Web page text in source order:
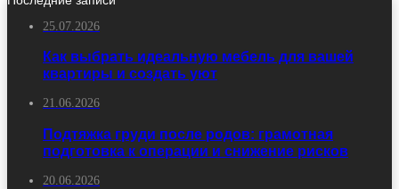
25.07.2026
Как выбрать идеальную мебель для вашей
квартиры и создать уют
21.06.2026
Подтяжка груди после родов: грамотная
подготовка к операции и снижение рисков
20.06.2026